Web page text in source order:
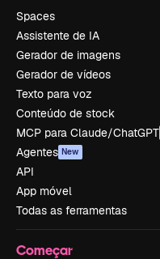
Spaces
Assistente de IA
Gerador de imagens
Gerador de vídeos
Texto para voz
Conteúdo de stock
MCP para Claude/ChatGPT
Agentes New
API
App móvel
Todas as ferramentas
Começar